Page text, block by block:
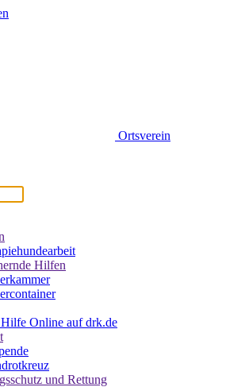
Ortsverein
Hilfen
Online auf drk.de
und Rettung